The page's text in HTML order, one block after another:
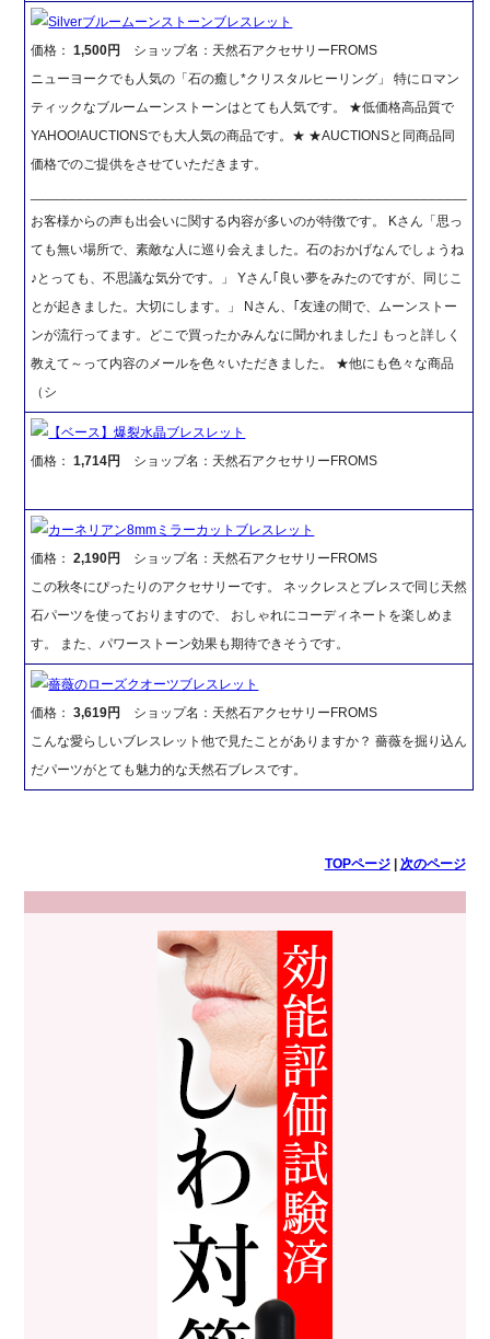
Silverブルームーンストーンブレスレット
価格：1,500円
ショップ名：天然石アクセサリーFROMS
ニューヨークでも人気の「石の癒し*クリスタルヒーリング」 特にロマン
ティックなブルームーンストーンはとても人気です。 ★低価格高品質で
YAHOO!AUCTIONSでも大人気の商品です。★ ★AUCTIONSと同商品同
価格でのご提供をさせていただきます。
お客様からの声も出会いに関する内容が多いのが特徴です。 Kさん「思っ
ても無い場所で、素敵な人に巡り会えました。石のおかげなんでしょうね
♪とっても、不思議な気分です。」 Yさん｢良い夢をみたのですが、同じこ
とが起きました。大切にします。」 Nさん、｢友達の間で、ムーンストー
ンが流行ってます。どこで買ったかみんなに聞かれました｣ もっと詳しく
教えて～って内容のメールを色々いただきました。 ★他にも色々な商品
（シ
【ベース】爆裂水晶ブレスレット
価格：1,714円 ショップ名：天然石アクセサリーFROMS
カーネリアン8mmミラーカットブレスレット
価格：2,190円
ショップ名：天然石アクセサリーFROMS
この秋冬にぴったりのアクセサリーです。 ネックレスとブレスで同じ天然
石パーツを使っておりますので、 おしゃれにコーディネートを楽しめま
す。 また、パワーストーン効果も期待できそうです。
薔薇のローズクオーツブレスレット
価格：3,619円
ショップ名：天然石アクセサリーFROMS
こんな愛らしいブレスレット他で見たことがありますか？ 薔薇を掘り込ん
だパーツがとても魅力的な天然石ブレスです。
TOPページ| 次のページ